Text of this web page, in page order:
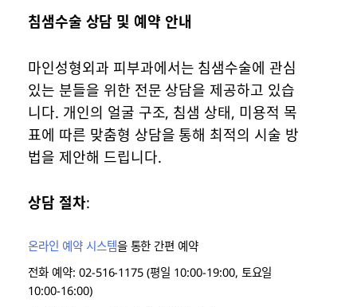
침샘수술 상담 및 예약 안내
마인성형외과 피부과에서는 침샘수술에 관심
있는 분들을 위한 전문 상담을 제공하고 있습
니다. 개인의 얼굴 구조, 침샘 상태, 미용적 목
표에 따른 맞춤형 상담을 통해 최적의 시술 방
법을 제안해 드립니다.
상담 절차:
온라인 예약 시스템을 통한 간편 예약
전화 예약: 02-516-1175 (평일 10:00-19:00, 토요일
10:00-16:00)